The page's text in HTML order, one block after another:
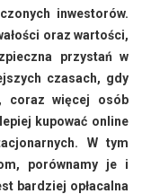
inwestorów.
oraz wartości,
przystań w
czasach, gdy
coraz więcej osób
kupować online
W tym
porównamy je i
bardziej opłacalna